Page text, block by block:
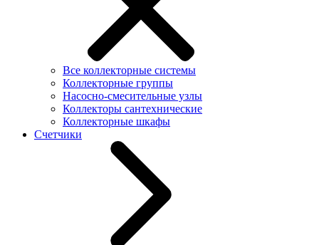
Все коллекторные системы
Коллекторные группы
Насосно-смесительные узлы
Коллекторы сантехнические
Коллекторные шкафы
Счетчики